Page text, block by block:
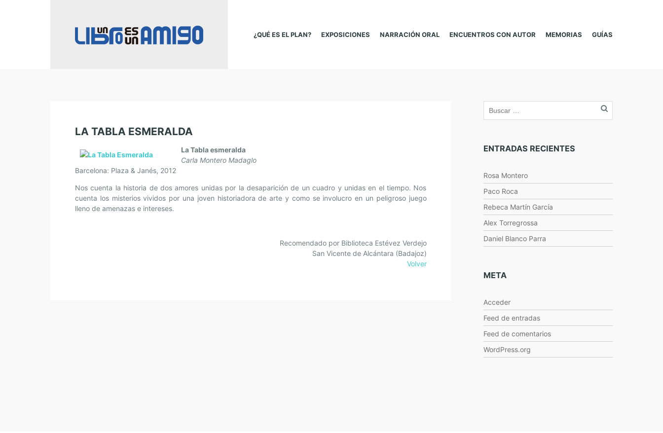
¿QUÉ ES EL PLAN? EXPOSICIONES NARRACIÓN ORAL ENCUENTROS CON AUTOR MEMORIAS GUÍAS
LA TABLA ESMERALDA
La Tabla esmeralda
Carla Montero Madaglo
Barcelona: Plaza & Janés, 2012
Nos cuenta la historia de dos amores unidas por la desaparición de un cuadro y unidas en el tiempo. Nos
cuenta los misterios vividos por una joven historiadora de arte y como se involucro en un peligroso juego
lleno de amenazas e intereses.
Recomendado por Biblioteca Estévez Verdejo
San Vicente de Alcántara (Badajoz)
Volver
ENTRADAS RECIENTES
Rosa Montero
Paco Roca
Rebeca Martín García
Alex Torregrossa
Daniel Blanco Parra
META
Acceder
Feed de entradas
Feed de comentarios
WordPress.org